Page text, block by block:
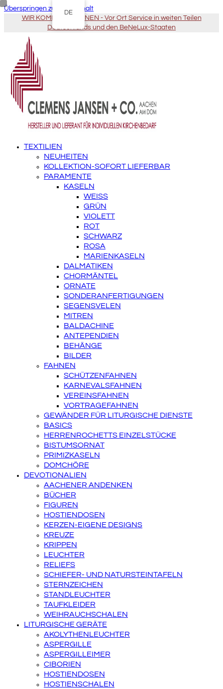
Überspringen zu Hauptinhalt
WIR KOMMEN ZU IHNEN - Vor Ort Service in weiten Teilen
Deutschlands und den BeNeLux-Staaten
TEXTILIEN
NEUHEITEN
KOLLEKTION-SOFORT LIEFERBAR
PARAMENTE
KASELN
WEISS
GRÜN
VIOLETT
ROT
SCHWARZ
ROSA
MARIENKASELN
DALMATIKEN
CHORMÄNTEL
ORNATE
SONDERANFERTIGUNGEN
SEGENSVELEN
MITREN
BALDACHINE
ANTEPENDIEN
BEHÄNGE
BILDER
FAHNEN
SCHÜTZENFAHNEN
KARNEVALSFAHNEN
VEREINSFAHNEN
VORTRAGEFAHNEN
GEWÄNDER FÜR LITURGISCHE DIENSTE
BASICS
HERRENROCHETTS EINZELSTÜCKE
BISTUMSORNAT
PRIMIZKASELN
DOMCHÖRE
DEVOTIONALIEN
AACHENER ANDENKEN
BÜCHER
FIGUREN
HOSTIENDOSEN
KERZEN-EIGENE DESIGNS
KREUZE
KRIPPEN
LEUCHTER
RELIEFS
SCHIEFER- UND NATURSTEINTAFELN
STERNZEICHEN
STANDLEUCHTER
TAUFKLEIDER
WEIHRAUCHSCHALEN
LITURGISCHE GERÄTE
AKOLYTHENLEUCHTER
ASPERGILLE
ASPERGILLEIMER
CIBORIEN
HOSTIENDOSEN
HOSTIENSCHALEN
DE